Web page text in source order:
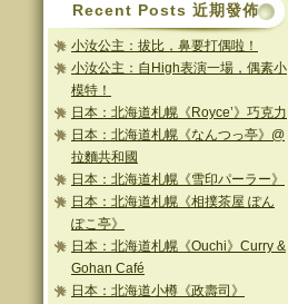
Recent Posts 近期發佈
小汝公主：拔比，鼻要打偶啦！
小汝公主：自High表演一場，偶素小
模特！
日本：北海道札幌《Royce’》巧克力
日本：北海道札幌《なんつっ亭》@
拉麵共和國
日本：北海道札幌《雪印パーラー》
日本：北海道札幌《相撲茶屋 ぽん
ぽこ亭》
日本：北海道札幌《Ouchi》Curry &
Gohan Café
日本：北海道小樽《政壽司》